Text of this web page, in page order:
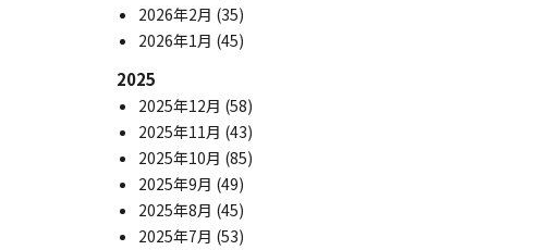
2026年2月 (35)
2026年1月 (45)
2025
2025年12月 (58)
2025年11月 (43)
2025年10月 (85)
2025年9月 (49)
2025年8月 (45)
2025年7月 (53)